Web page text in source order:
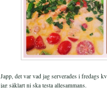
Japp, det var vad jag serverades i fredags
jag såklart ni ska testa allesammans.